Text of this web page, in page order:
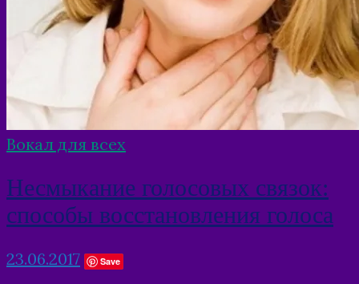
Вокал для всех
Несмыкание голосовых связок:
способы восстановления голоса
23.06.2017 Save